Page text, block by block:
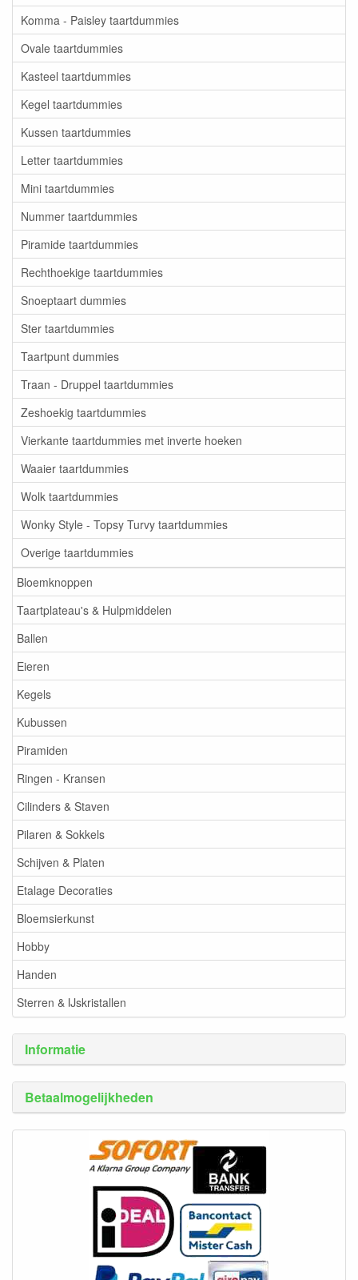
Komma - Paisley taartdummies
Ovale taartdummies
Kasteel taartdummies
Kegel taartdummies
Kussen taartdummies
Letter taartdummies
Mini taartdummies
Nummer taartdummies
Piramide taartdummies
Rechthoekige taartdummies
Snoeptaart dummies
Ster taartdummies
Taartpunt dummies
Traan - Druppel taartdummies
Zeshoekig taartdummies
Vierkante taartdummies met inverte hoeken
Waaier taartdummies
Wolk taartdummies
Wonky Style - Topsy Turvy taartdummies
Overige taartdummies
Bloemknoppen
Taartplateau's & Hulpmiddelen
Ballen
Eieren
Kegels
Kubussen
Piramiden
Ringen - Kransen
Cilinders & Staven
Pilaren & Sokkels
Schijven & Platen
Etalage Decoraties
Bloemsierkunst
Hobby
Handen
Sterren & IJskristallen
Informatie
Betaalmogelijkheden